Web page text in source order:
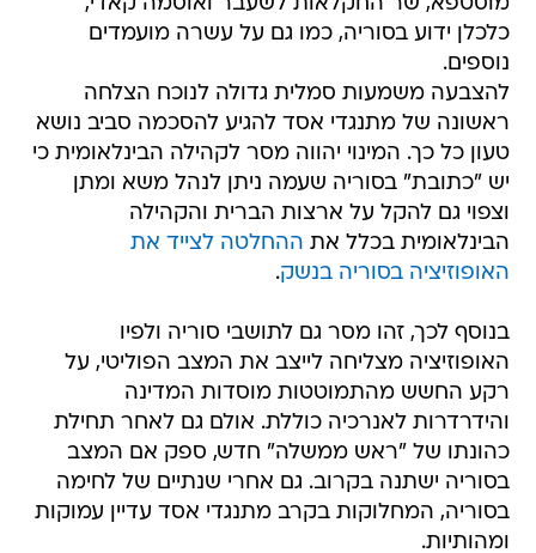
כלכלן ידוע בסוריה, כמו גם על עשרה מועמדים
נוספים.
להצבעה משמעות סמלית גדולה לנוכח הצלחה
ראשונה של מתנגדי אסד להגיע להסכמה סביב נושא
טעון כל כך. המינוי יהווה מסר לקהילה הבינלאומית כי
יש "כתובת" בסוריה שעמה ניתן לנהל משא ומתן
וצפוי גם להקל על ארצות הברית והקהילה
הבינלאומית בכלל את ההחלטה לצייד את
האופוזיציה בסוריה בנשק.
בנוסף לכך, זהו מסר גם לתושבי סוריה ולפיו
האופוזיציה מצליחה לייצב את המצב הפוליטי, על
רקע החשש מהתמוטטות מוסדות המדינה
והידרדרות לאנרכיה כוללת. אולם גם לאחר תחילת
כהונתו של "ראש ממשלה" חדש, ספק אם המצב
בסוריה ישתנה בקרוב. גם אחרי שנתיים של לחימה
בסוריה, המחלוקות בקרב מתנגדי אסד עדיין עמוקות
ומהותיות.